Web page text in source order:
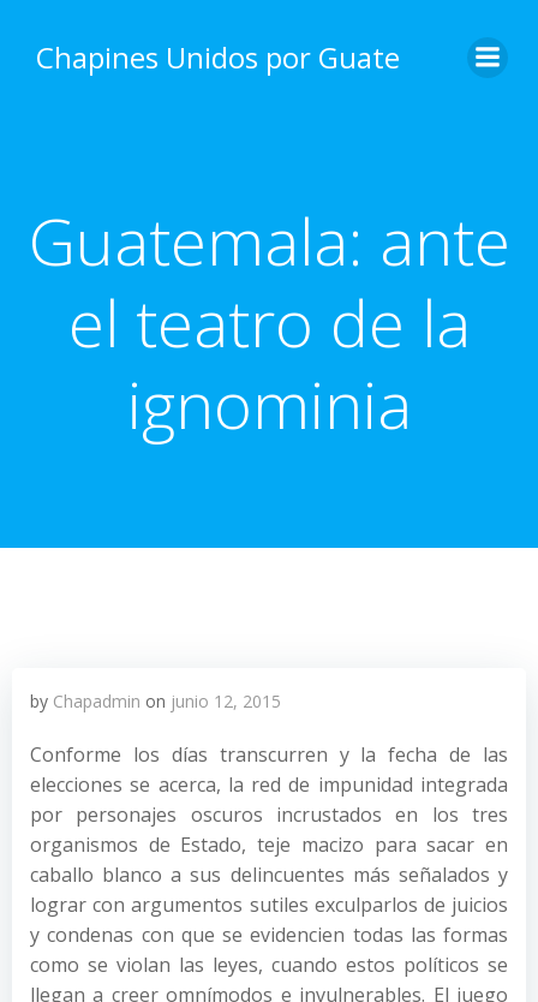
content
Chapines Unidos por Guate
Guatemala: ante
el teatro de la
ignominia
by Chapadmin on junio 12, 2015
Conforme los días transcurren y la fecha de las
elecciones se acerca, la red de impunidad integrada
por personajes oscuros incrustados en los tres
organismos de Estado, teje macizo para sacar en
caballo blanco a sus delincuentes más señalados y
lograr con argumentos sutiles exculparlos de juicios
y condenas con que se evidencien todas las formas
como se violan las leyes, cuando estos políticos se
llegan a creer omnímodos e invulnerables. El juego